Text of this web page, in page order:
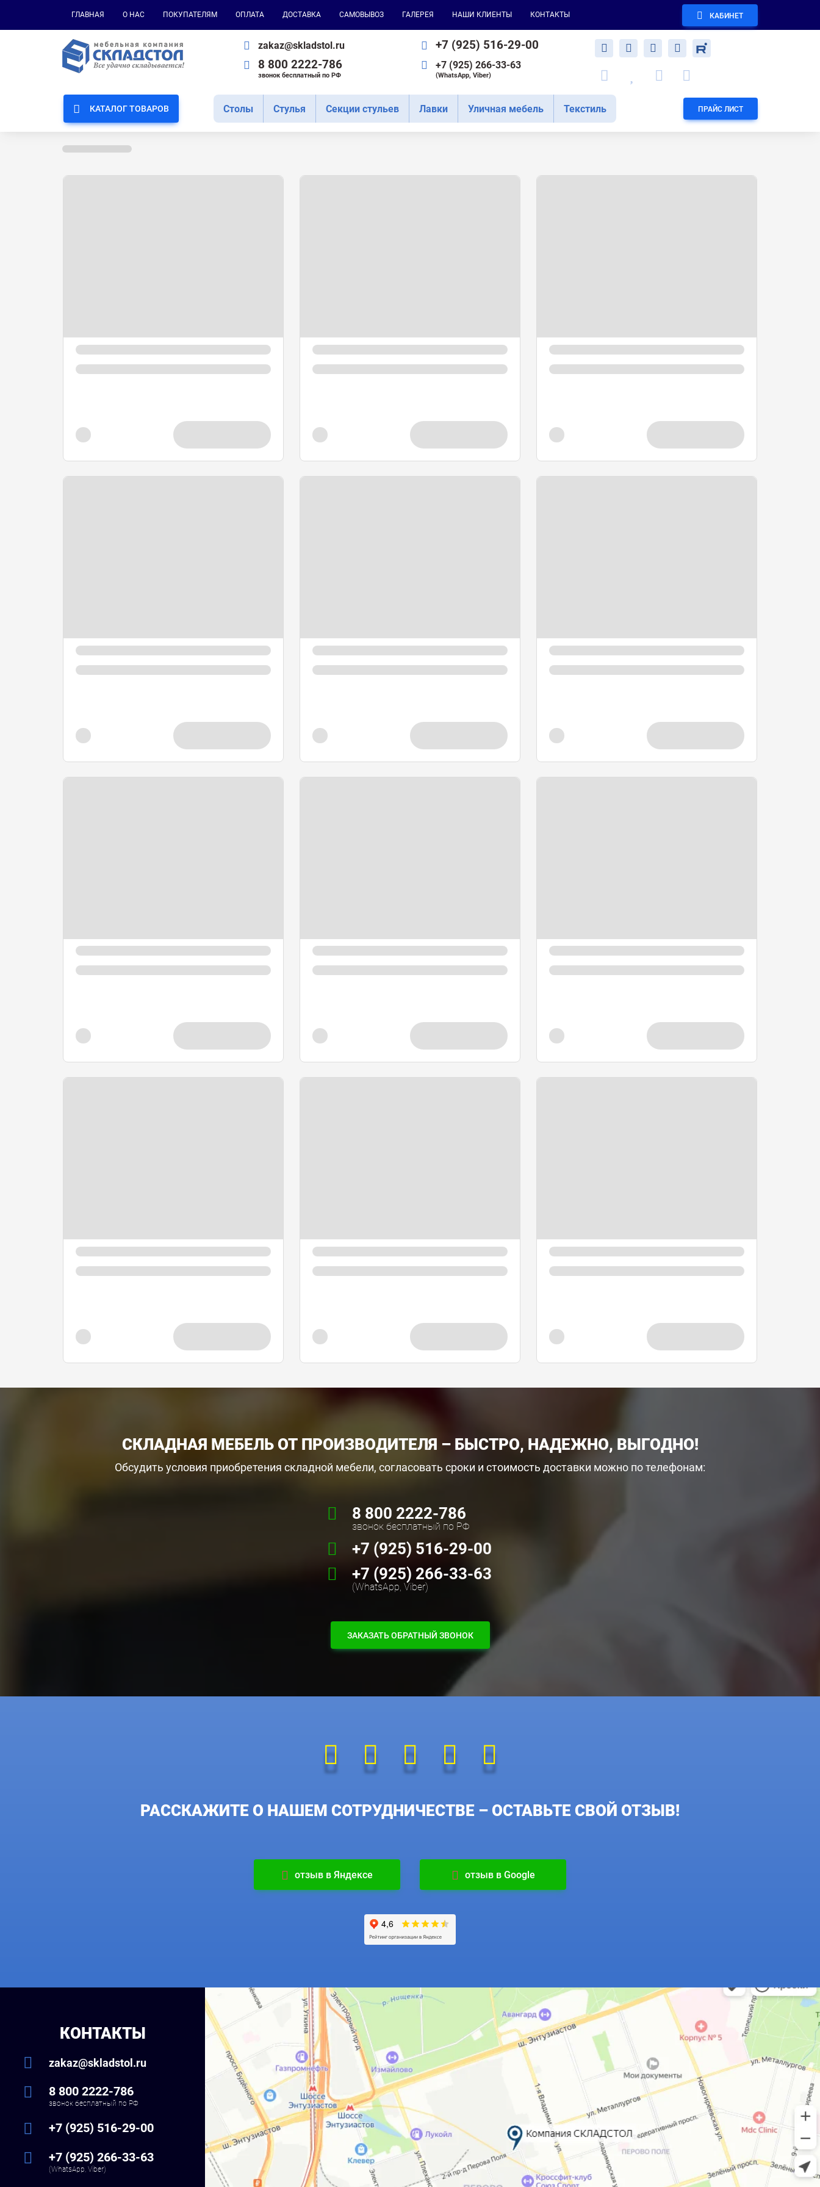
ГЛАВНАЯ О НАС ПОКУПАТЕЛЯМ ОПЛАТА ДОСТАВКА CАМОВЫВОЗ ГАЛЕРЕЯ НАШИ КЛИЕНТЫ КОНТАКТЫ КАБИНЕТ
zakaz@skladstol.ru
8 800 2222-786
звонок бесплатный по РФ
+7 (925) 516-29-00
+7 (925) 266-33-63
(WhatsApp, Viber)
КАТАЛОГ ТОВАРОВ Cтолы Cтулья Секции стульев Лавки Уличная мебель Текстиль ПРАЙС ЛИСТ
СКЛАДНАЯ МЕБЕЛЬ ОТ ПРОИЗВОДИТЕЛЯ – БЫСТРО, НАДЕЖНО, ВЫГОДНО!
Обсудить условия приобретения складной мебели, согласовать сроки и стоимость доставки можно по телефонам:
8 800 2222-786
звонок бесплатный по РФ
+7 (925) 516-29-00
+7 (925) 266-33-63
(WhatsApp, Viber)
ЗАКАЗАТЬ ОБРАТНЫЙ ЗВОНОК
РАССКАЖИТЕ О НАШЕМ СОТРУДНИЧЕСТВЕ – ОСТАВЬТЕ СВОЙ ОТЗЫВ!
отзыв в Яндексе отзыв в Google
КОНТАКТЫ
zakaz@skladstol.ru
8 800 2222-786
звонок бесплатный по РФ
+7 (925) 516-29-00
+7 (925) 266-33-63
(WhatsApp, Viber)